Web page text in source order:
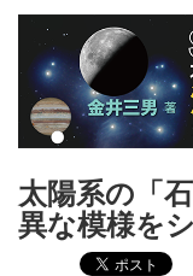
プ
太陽系の「
異な模様を